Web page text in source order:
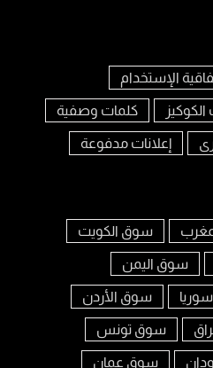
الإستخدام
كلمات وصفية
إعلانات مدفوعة
سوق الكويت
سوق اليمن
سوق الأردن
سوق تونس
سوق عمان